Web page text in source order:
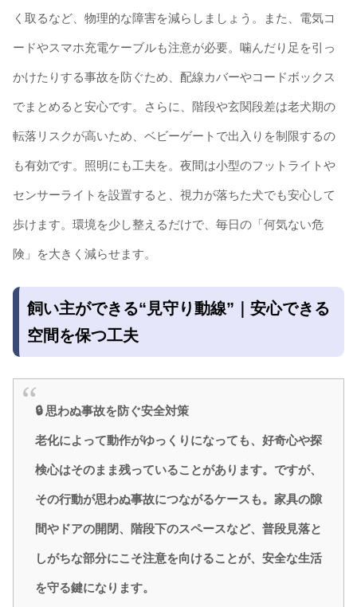
く取るなど、物理的な障害を減らしましょう。また、電気コ
ードやスマホ充電ケーブルも注意が必要。噛んだり足を引っ
かけたりする事故を防ぐため、配線カバーやコードボックス
でまとめると安心です。さらに、階段や玄関段差は老犬期の
転落リスクが高いため、ベビーゲートで出入りを制限するの
も有効です。照明にも工夫を。夜間は小型のフットライトや
センサーライトを設置すると、視力が落ちた犬でも安心して
歩けます。環境を少し整えるだけで、毎日の「何気ない危
険」を大きく減らせます。
飼い主ができる“見守り動線”｜安心できる
空間を保つ工夫
🔒 思わぬ事故を防ぐ安全対策
老化によって動作がゆっくりになっても、好奇心や探
検心はそのまま残っていることがあります。ですが、
その行動が思わぬ事故につながるケースも。家具の隙
間やドアの開閉、階段下のスペースなど、普段見落と
しがちな部分にこそ注意を向けることが、安全な生活
を守る鍵になります。